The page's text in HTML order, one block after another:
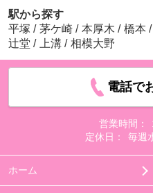
駅から探す
平塚 / 茅ケ崎 / 本厚木 / 橋本 /
辻堂 / 上溝 / 相模大野
電話で
営業時間：
定休日：
毎週
ホーム